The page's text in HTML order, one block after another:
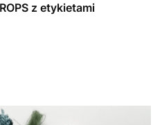
z etykietami